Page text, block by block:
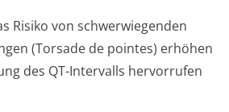
Risiko von schwerwiegenden
(Torsade de pointes) erhöhen
des QT-Intervalls hervorrufen